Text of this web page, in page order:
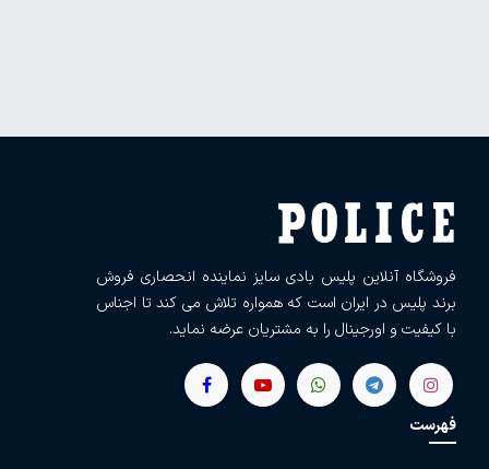
فروشگاه آنلاین پلیس بادی سایز نماینده انحصاری فروش
برند پلیس در ایران است که همواره تلاش می کند تا اجناس
با کیفیت و اورجینال را به مشتریان عرضه نماید.
فهرست